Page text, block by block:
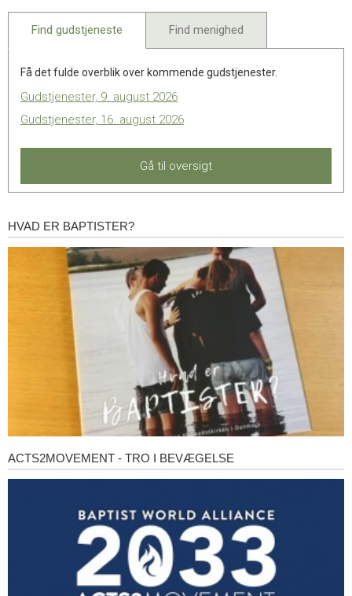
2024
Find gudstjeneste Find menighed
Få det fulde overblik over kommende gudstjenester.
Gudstjenester, 9. august 2026
Gudstjenester, 16. august 2026
Gå til oversigt
Hvad
HVAD ER BAPTISTER?
Acts2Movement
ACTS2MOVEMENT - TRO I BEVÆGELSE